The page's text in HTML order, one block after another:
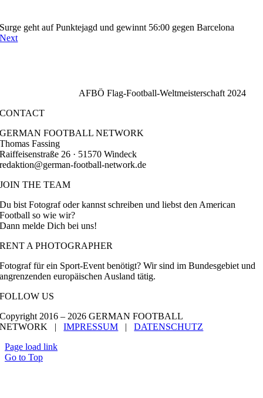
Surge geht auf Punktejagd und gewinnt 56:00 gegen Barcelona
Next
AFBÖ Flag-Football-Weltmeisterschaft 2024
CONTACT
GERMAN FOOTBALL NETWORK
Thomas Fassing
Raiffeisenstraße 26 · 51570 Windeck
redaktion@german-football-network.de
JOIN THE TEAM
Du bist Fotograf oder kannst schreiben und liebst den American
Football so wie wir?
Dann melde Dich bei uns!
RENT A PHOTOGRAPHER
Fotograf für ein Sport-Event benötigt? Wir sind im Bundesgebiet und
angrenzenden europäischen Ausland tätig.
FOLLOW US
Copyright 2016 – 2026 GERMAN FOOTBALL
NETWORK |IMPRESSUM |DATENSCHUTZ
Page load link
Go to Top